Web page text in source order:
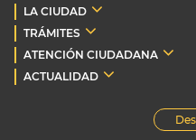
LA CIUDAD
TRÁMITES
ATENCIÓN CIUDADANA
ACTUALIDAD